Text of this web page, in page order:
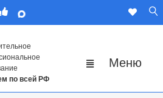
по всей РФ